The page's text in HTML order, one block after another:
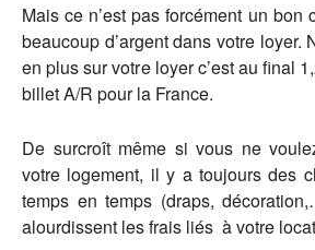
Mais ce n’est pas forcément un bon
beaucoup d’argent dans votre loyer.
en plus sur votre loyer c’est au final
billet A/R pour la France.
De surcroît même si vous ne
votre logement, il y a toujours des
temps en temps (draps,
alourdissent les frais liés à votre